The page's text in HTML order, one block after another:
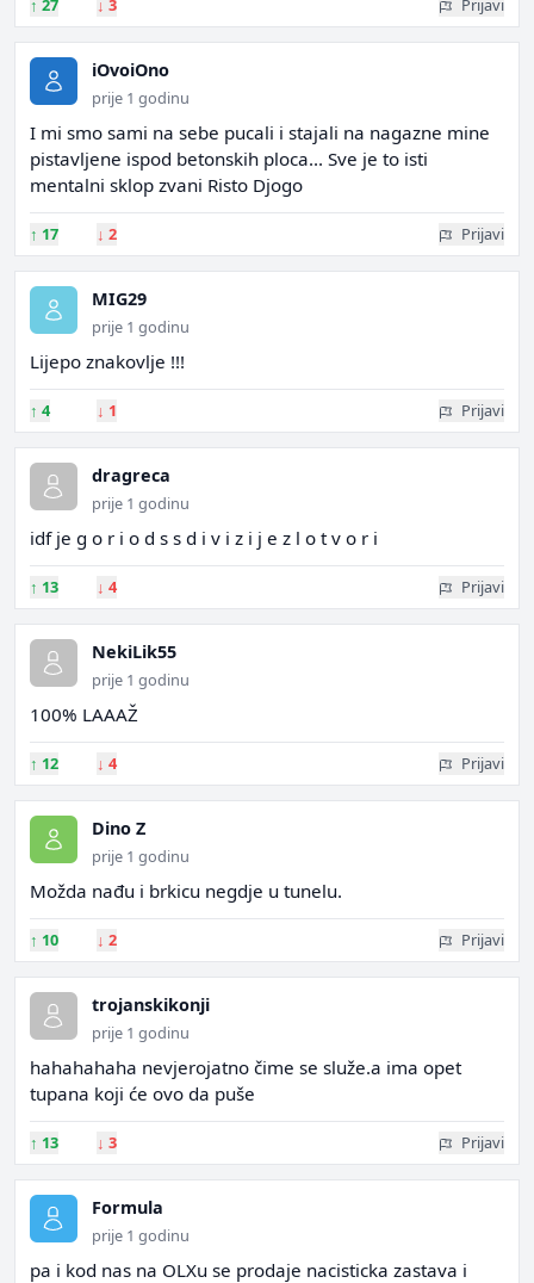
↑ 27 ↓ 3 Prijavi
iOvoiOno
prije 1 godinu
I mi smo sami na sebe pucali i stajali na nagazne mine
pistavljene ispod betonskih ploca... Sve je to isti
mentalni sklop zvani Risto Djogo
↑ 17 ↓ 2 Prijavi
MIG29
prije 1 godinu
Lijepo znakovlje !!!
↑ 4 ↓ 1 Prijavi
dragreca
prije 1 godinu
idf je g o r i o d s s d i v i z i j e z l o t v o r i
↑ 13 ↓ 4 Prijavi
NekiLik55
prije 1 godinu
100% LAAAŽ
↑ 12 ↓ 4 Prijavi
Dino Z
prije 1 godinu
Možda nađu i brkicu negdje u tunelu.
↑ 10 ↓ 2 Prijavi
trojanskikonji
prije 1 godinu
hahahahaha nevjerojatno čime se služe.a ima opet
tupana koji će ovo da puše
↑ 13 ↓ 3 Prijavi
Formula
prije 1 godinu
pa i kod nas na OLXu se prodaje nacisticka zastava i